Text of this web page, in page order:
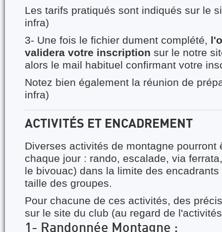
Les tarifs pratiqués sont indiqués sur le
infra)
3- Une fois le fichier dument complété,
validera votre inscription sur le notre
alors le mail habituel confirmant votre
Notez bien également la réunion de
infra)
ACTIVITÉS ET ENCADREMENT
Diverses activités de montagne pourront
chaque jour : rando, escalade, via
le bivouac) dans la limite des
taille des groupes.
Pour chacune de ces activités, des
sur le site du club (au regard de
1- Randonnée Montagne :